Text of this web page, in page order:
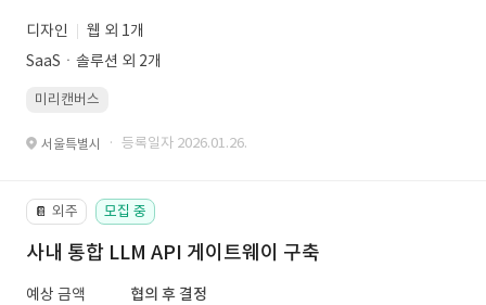
디자인
웹 외 1개
SaaSㆍ솔루션 외 2개
미리캔버스
서울특별시 · 등록일자 2026.01.26.
📔 외주 모집 중
사내 통합 LLM API 게이트웨이 구축
예상 금액
협의 후 결정